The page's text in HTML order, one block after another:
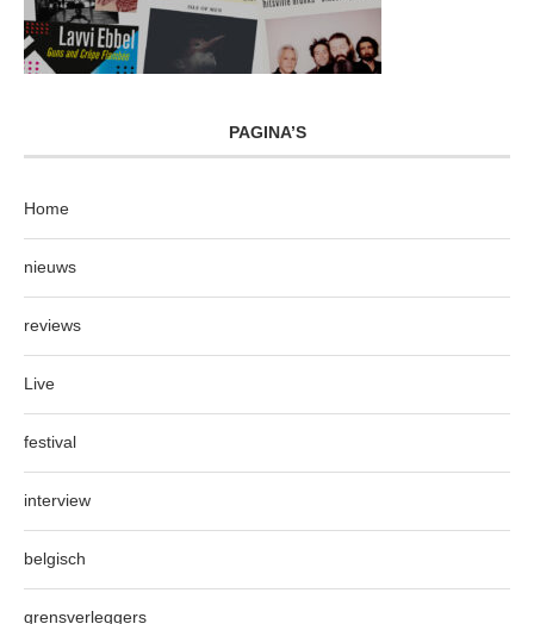
PAGINA’S
Home
nieuws
reviews
Live
festival
interview
belgisch
grensverleggers